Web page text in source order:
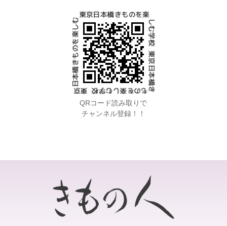
QRコード読み取りで
チャンネル登録！！